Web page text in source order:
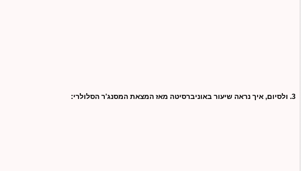
3. ולסיום, איך נראה שיעור באוניברסיטה מאז המצאת המסנג'ר הסלולרי: